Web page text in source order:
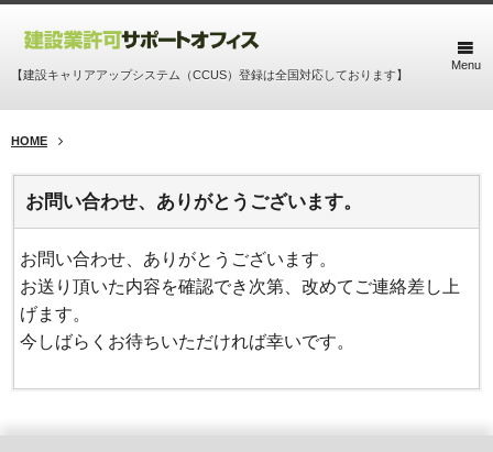
【建設キャリアアップシステム（CCUS）登録は全国対応しております】
Menu
HOME
お問い合わせ、ありがとうございます。
お問い合わせ、ありがとうございます。
お送り頂いた内容を確認でき次第、改めてご連絡差し上
げます。
今しばらくお待ちいただければ幸いです。